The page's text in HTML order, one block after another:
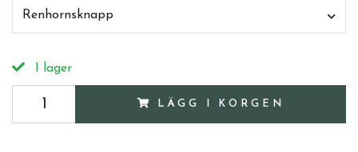
Renhornsknapp
I lager
LÄGG I KORGEN